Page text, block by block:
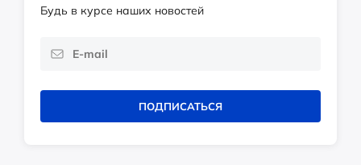
Будь в курсе наших новостей
ПОДПИСАТЬСЯ